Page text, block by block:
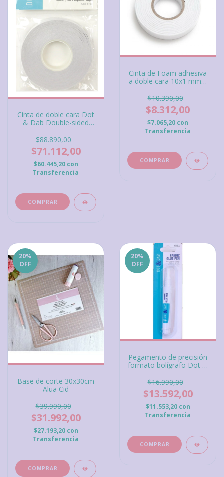
Cinta de doble cara Dot
& Dab Double-sided
$88.890,00
$71.112,00
$60.445,20 con
Transferencia
Cinta de Foam adhesiva
a doble cara 10x1 mm 5
$10.390,00
$8.312,00
$7.065,20 con
Transferencia
20%
OFF
Base de corte 30x30cm
Alua Cid
$39.990,00
$31.992,00
$27.193,20 con
Transferencia
20%
OFF
Pegamento de precisión
formato bolígrafo Dot &
$16.990,00
$13.592,00
$11.553,20 con
Transferencia